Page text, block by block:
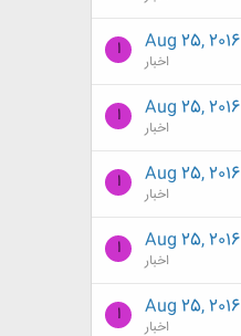
Aug 25, 2016
اخبار ا
Aug 25, 2016
اخبار ا
Aug 25, 2016
اخبار ا
Aug 25, 2016
اخبار ا
Aug 25, 2016
اخبار ا